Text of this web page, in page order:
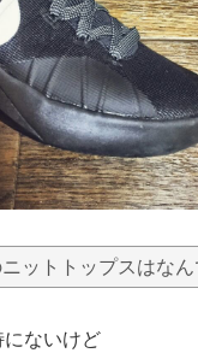
ットトップスはなん
ないけど